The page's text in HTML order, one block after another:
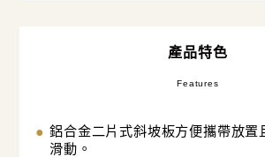
產品特色
Features
鋁合金二片式斜坡板方便攜帶放置
滑動。